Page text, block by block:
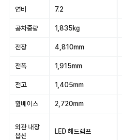
연비 7.2
공차중량 1,835kg
전장 4,810mm
전폭 1,915mm
전고 1,405mm
휠베이스 2,720mm
외관 내장
옵션
LED 헤드램프